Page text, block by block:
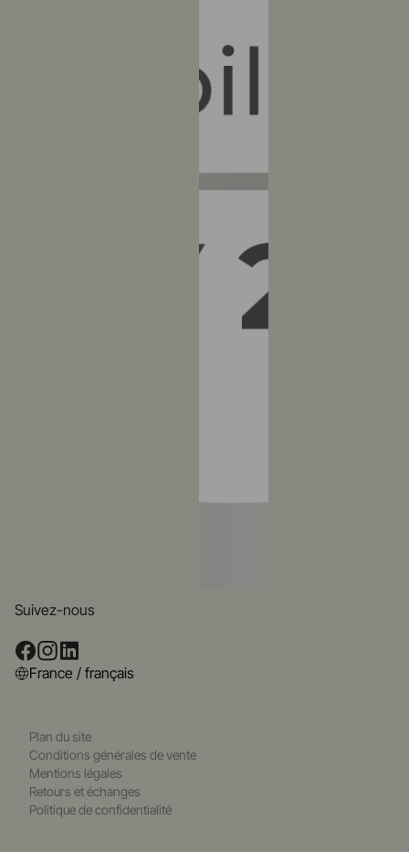
Suivez-nous
France / français
Plan du site
Conditions générales de vente
Mentions légales
Retours et échanges
Politique de confidentialité